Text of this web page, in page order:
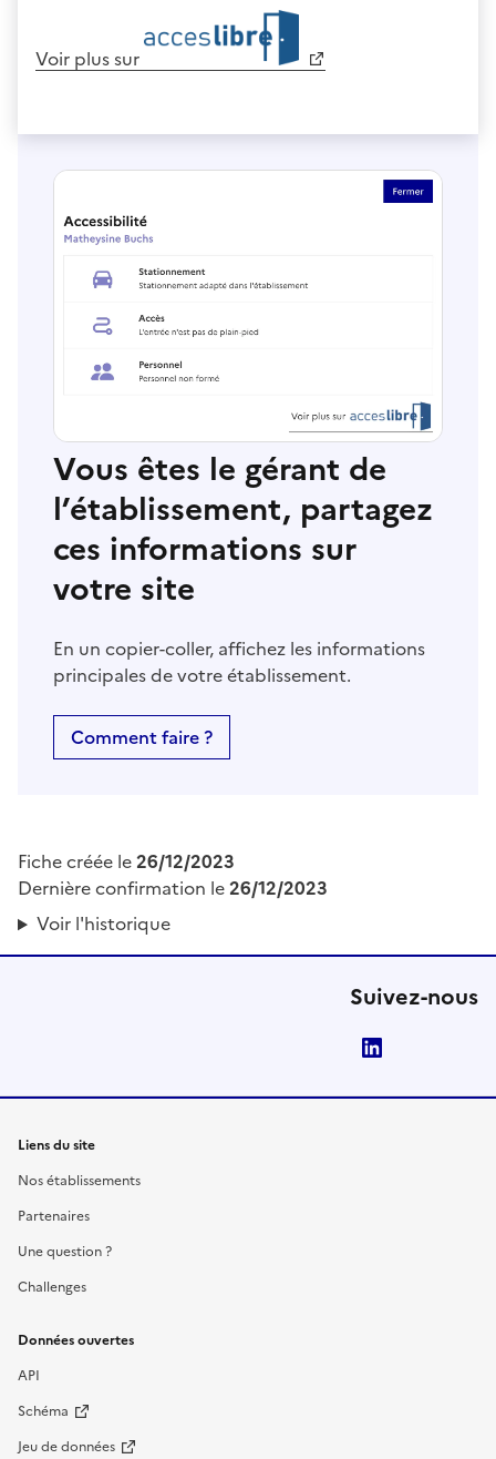
Voir plus sur
Vous êtes le gérant de
l’établissement, partagez
ces informations sur
votre site
En un copier-coller, affichez les informations
principales de votre établissement.
Comment faire ?
Fiche créée le26/12/2023
Dernière confirmation le26/12/2023
Voir l'historique
Suivez-nous
Liens du site
Nos établissements
Partenaires
Une question ?
Challenges
Données ouvertes
API
Schéma
Jeu de données